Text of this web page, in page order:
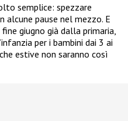
semplice: spezzare
alcune pause nel mezzo. E
giugno già dalla primaria,
per i bambini dai 3 ai
estive non saranno così